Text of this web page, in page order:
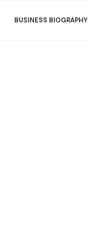
BUSINESS BIOGRAPHY